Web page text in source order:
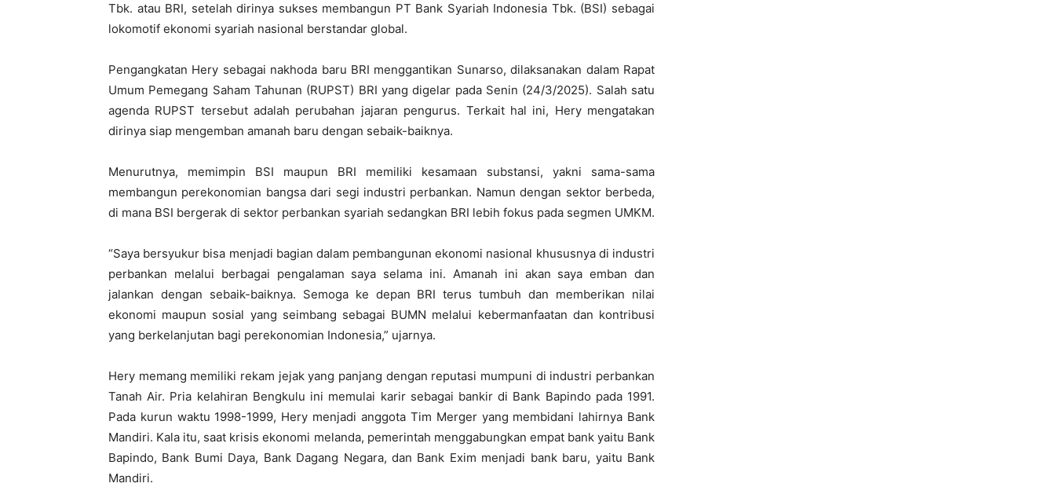
Tbk. atau BRI, setelah dirinya sukses membangun PT Bank Syariah Indonesia Tbk. (BSI) sebagai
lokomotif ekonomi syariah nasional berstandar global.
Pengangkatan Hery sebagai nakhoda baru BRI menggantikan Sunarso, dilaksanakan dalam Rapat
Umum Pemegang Saham Tahunan (RUPST) BRI yang digelar pada Senin (24/3/2025). Salah satu
agenda RUPST tersebut adalah perubahan jajaran pengurus. Terkait hal ini, Hery mengatakan
dirinya siap mengemban amanah baru dengan sebaik-baiknya.
Menurutnya, memimpin BSI maupun BRI memiliki kesamaan substansi, yakni sama-sama
membangun perekonomian bangsa dari segi industri perbankan. Namun dengan sektor berbeda,
di mana BSI bergerak di sektor perbankan syariah sedangkan BRI lebih fokus pada segmen UMKM.
“Saya bersyukur bisa menjadi bagian dalam pembangunan ekonomi nasional khususnya di industri
perbankan melalui berbagai pengalaman saya selama ini. Amanah ini akan saya emban dan
jalankan dengan sebaik-baiknya. Semoga ke depan BRI terus tumbuh dan memberikan nilai
ekonomi maupun sosial yang seimbang sebagai BUMN melalui kebermanfaatan dan kontribusi
yang berkelanjutan bagi perekonomian Indonesia,” ujarnya.
Hery memang memiliki rekam jejak yang panjang dengan reputasi mumpuni di industri perbankan
Tanah Air. Pria kelahiran Bengkulu ini memulai karir sebagai bankir di Bank Bapindo pada 1991.
Pada kurun waktu 1998-1999, Hery menjadi anggota Tim Merger yang membidani lahirnya Bank
Mandiri. Kala itu, saat krisis ekonomi melanda, pemerintah menggabungkan empat bank yaitu Bank
Bapindo, Bank Bumi Daya, Bank Dagang Negara, dan Bank Exim menjadi bank baru, yaitu Bank
Mandiri.